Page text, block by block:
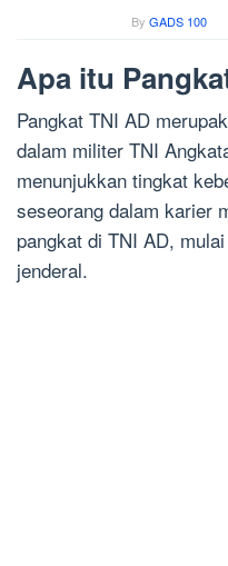
By GADS 100
Apa itu
Pangkat TNI AD
dalam militer TNI
menunjukkan tingkat
seseorang dalam karier
pangkat di TNI AD,
jenderal.